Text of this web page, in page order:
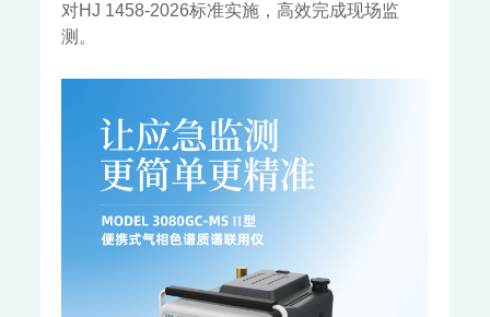
新闻中心
企业动态
行业动态
投资者关系
公司公告
投资者保护
对HJ 1458-2026标准实施，高效完成现场监
测。